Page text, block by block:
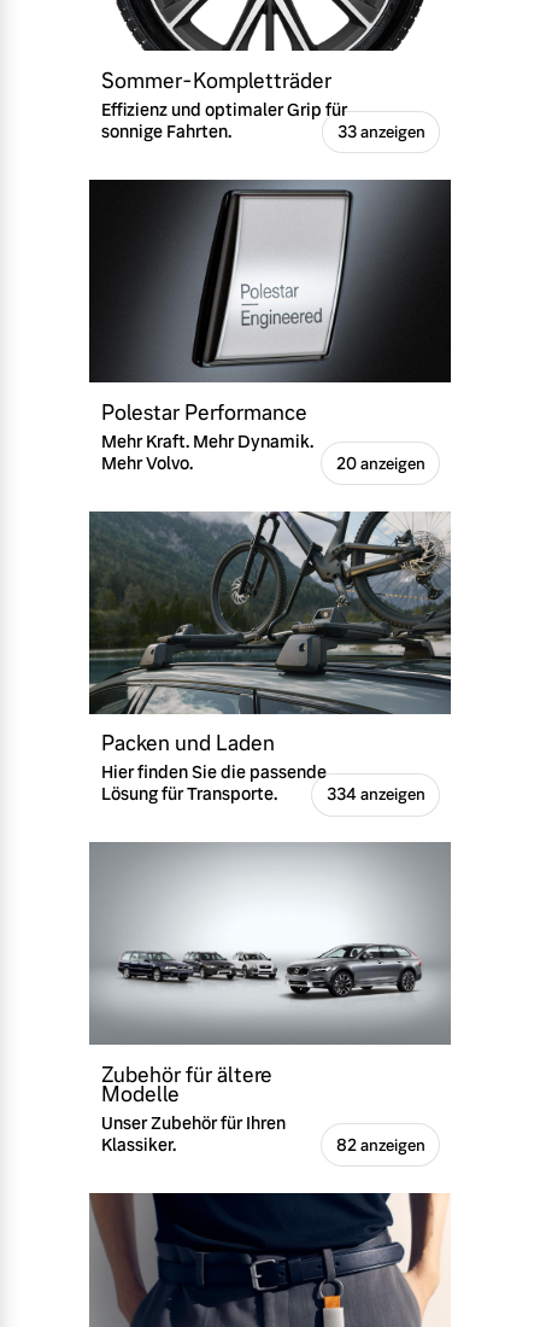
Sommer-Kompletträder
Effizienz und optimaler Grip für
sonnige Fahrten.
33 anzeigen
Polestar Performance
Mehr Kraft. Mehr Dynamik.
Mehr Volvo.
20 anzeigen
Packen und Laden
Hier finden Sie die passende
Lösung für Transporte.
334 anzeigen
Zubehör für ältere
Modelle
Unser Zubehör für Ihren
Klassiker.
82 anzeigen